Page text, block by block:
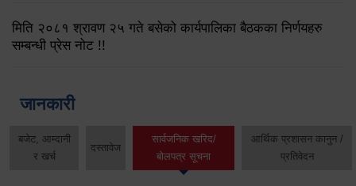
मिति २०८१ श्रावण २५ गते बसेको कार्यपालिका बैठकका निर्णयहरु
सम्बन्धी प्रेस नोट !!
जानकारी
बजेट, आम्दानी
र खर्च
दस्तावेज
सार्वजनिक खरिद/
बोलपत्र सूचना
आर्थिक प्रशासन कानुन /
प्रतिवेदन